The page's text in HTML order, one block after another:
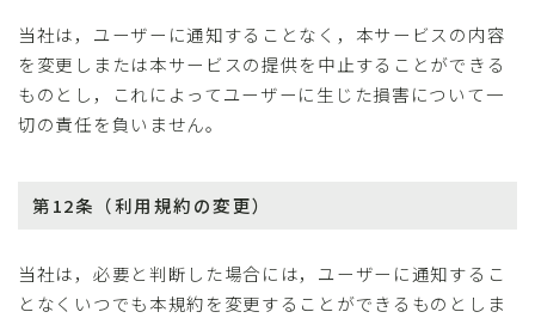
当社は，ユーザーに通知することなく，本サービスの内容
を変更しまたは本サービスの提供を中止することができる
ものとし，これによってユーザーに生じた損害について一
切の責任を負いません。
第12条（利用規約の変更）
当社は，必要と判断した場合には，ユーザーに通知するこ
となくいつでも本規約を変更することができるものとしま